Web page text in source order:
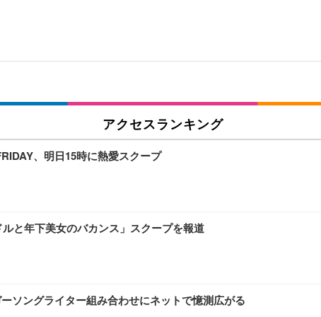
アクセスランキング
、明日15時に熱愛スクープ
と年下美女のバカンス」スクープを報道
ソングライター組み合わせにネットで憶測広がる